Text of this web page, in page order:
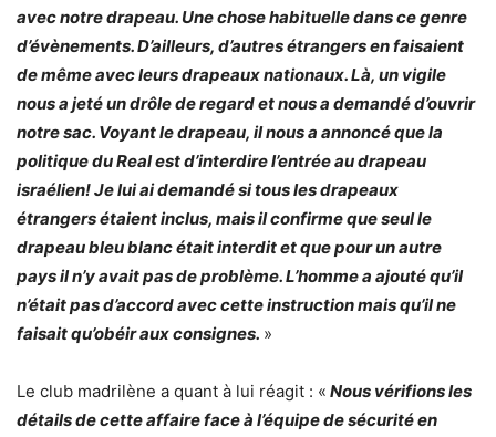
avec notre drapeau. Une chose habituelle dans ce genre
d’évènements. D’ailleurs, d’autres étrangers en faisaient
de même avec leurs drapeaux nationaux. Là, un vigile
nous a jeté un drôle de regard et nous a demandé d’ouvrir
notre sac. Voyant le drapeau, il nous a annoncé que la
politique du Real est d’interdire l’entrée au drapeau
israélien! Je lui ai demandé si tous les drapeaux
étrangers étaient inclus, mais il confirme que seul le
drapeau bleu blanc était interdit et que pour un autre
pays il n’y avait pas de problème. L’homme a ajouté qu’il
n’était pas d’accord avec cette instruction mais qu’il ne
faisait qu’obéir aux consignes. »
Le club madrilène a quant à lui réagit : « Nous vérifions les
détails de cette affaire face à l’équipe de sécurité en